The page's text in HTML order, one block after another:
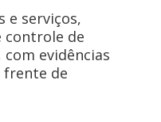
e serviços,
controle de
evidências
de